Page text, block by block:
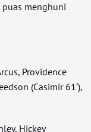
menghuni
Providence
(Casimir 61′),
Hickey